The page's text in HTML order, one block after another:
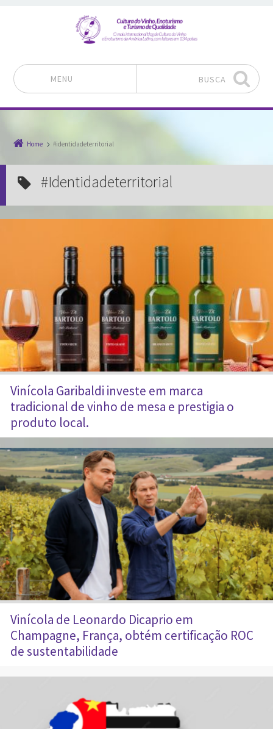
MENU BUSCA
Home #identidadeterritorial
#identidadeterritorial
Vinícola Garibaldi investe em marca
tradicional de vinho de mesa e prestigia o
produto local.
Vinícola de Leonardo Dicaprio em
Champagne, França, obtém certificação ROC
de sustentabilidade